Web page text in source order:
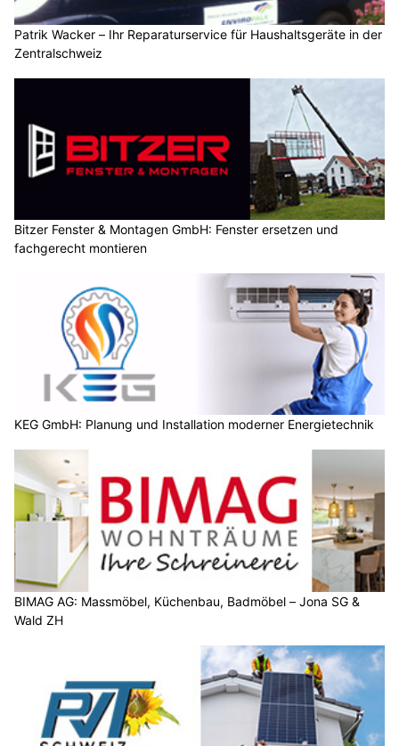
Patrik Wacker – Ihr Reparaturservice für Haushaltsgeräte in der
Zentralschweiz
Bitzer Fenster & Montagen GmbH: Fenster ersetzen und
fachgerecht montieren
KEG GmbH: Planung und Installation moderner Energietechnik
BIMAG AG: Massmöbel, Küchenbau, Badmöbel – Jona SG &
Wald ZH